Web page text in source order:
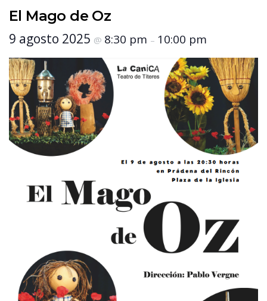
El Mago de Oz
9 agosto 2025 @ 8:30 pm – 10:00 pm